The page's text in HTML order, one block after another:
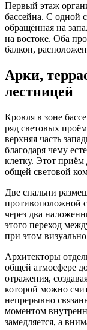
Первый этаж
бассейна. С одной
обращённая на
на востоке. Оба
балкон,
Арки,
лестницей
Кровля в зоне
ряд световых
верхняя часть
благодаря чему
клетку. Этот приём
общей световой
Две спальни
противоположной
через два
этого переход
при этом
Архитекторы
общей атмосфере
отражения,
которой можно
непрерывно
моментом
замедляется, а